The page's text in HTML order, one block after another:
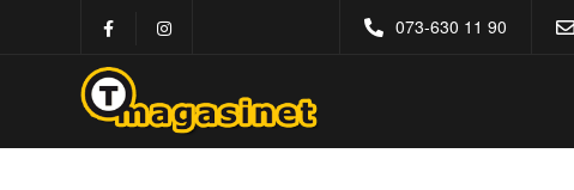
073-630 11 90